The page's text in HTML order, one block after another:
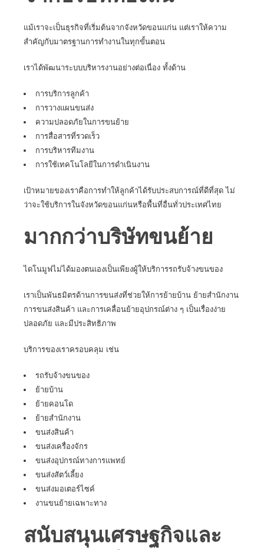
แม้เราจะเป็นธุรกิจที่เริ่มต้นจากจังหวัดขอนแก่น แต่เราให้ความ
สำคัญกับมาตรฐานการทำงานในทุกขั้นตอน
เราได้พัฒนาระบบบริหารงานอย่างต่อเนื่อง ทั้งด้าน
การบริการลูกค้า
การวางแผนขนส่ง
ความปลอดภัยในการขนย้าย
การสื่อสารที่รวดเร็ว
การบริหารทีมงาน
การใช้เทคโนโลยีในการดำเนินงาน
เป้าหมายของเราคือการทำให้ลูกค้าได้รับประสบการณ์ที่ดีที่สุด ไม่
ว่าจะใช้บริการในจังหวัดขอนแก่นหรือพื้นที่อื่นทั่วประเทศไทย
มากกว่าบริษัทขนย้าย
ไดโนมูฟไม่ได้มองตนเองเป็นเพียงผู้ให้บริการรถรับจ้างขนของ
เราเป็นพันธมิตรด้านการขนส่งที่ช่วยให้การย้ายบ้าน ย้ายสำนักงาน
การขนส่งสินค้า และการเคลื่อนย้ายอุปกรณ์ต่าง ๆ เป็นเรื่องง่าย
ปลอดภัย และมีประสิทธิภาพ
บริการของเราครอบคลุม เช่น
รถรับจ้างขนของ
ย้ายบ้าน
ย้ายคอนโด
ย้ายสำนักงาน
ขนส่งสินค้า
ขนส่งเครื่องจักร
ขนส่งอุปกรณ์ทางการแพทย์
ขนส่งสัตว์เลี้ยง
ขนส่งมอเตอร์ไซค์
งานขนย้ายเฉพาะทาง
สนับสนุนเศรษฐกิจและ